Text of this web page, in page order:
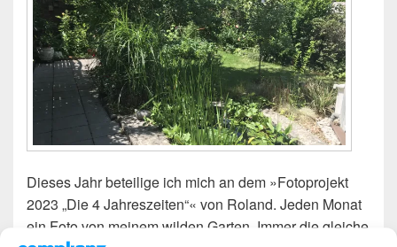
Dieses Jahr beteilige ich mich an dem »Fotoprojekt
2023 „Die 4 Jahreszeiten“« von Roland. Jeden Monat
ein Foto von meinem wilden Garten. Immer die gleiche